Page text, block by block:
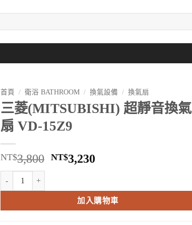
首頁 / 衛浴 BATHROOM / 換氣設備 / 換氣扇
三菱(MITSUBISHI) 超靜音換氣
扇 VD-15Z9
NT$3,800 原
格：
NT$3,800。
NT$3,230
格：
NT$3,230。
加入購物車